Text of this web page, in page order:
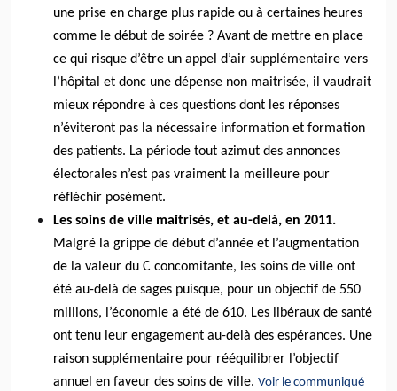
une prise en charge plus rapide ou à certaines heures
comme le début de soirée ? Avant de mettre en place
ce qui risque d’être un appel d’air supplémentaire vers
l’hôpital et donc une dépense non maitrisée, il vaudrait
mieux répondre à ces questions dont les réponses
n’éviteront pas la nécessaire information et formation
des patients. La période tout azimut des annonces
électorales n’est pas vraiment la meilleure pour
réfléchir posément.
Les soins de ville maitrisés, et au-delà, en 2011.
Malgré la grippe de début d’année et l’augmentation
de la valeur du C concomitante, les soins de ville ont
été au-delà de sages puisque, pour un objectif de 550
millions, l’économie a été de 610. Les libéraux de santé
ont tenu leur engagement au-delà des espérances. Une
raison supplémentaire pour rééquilibrer l’objectif
annuel en faveur des soins de ville. Voir le communiqué